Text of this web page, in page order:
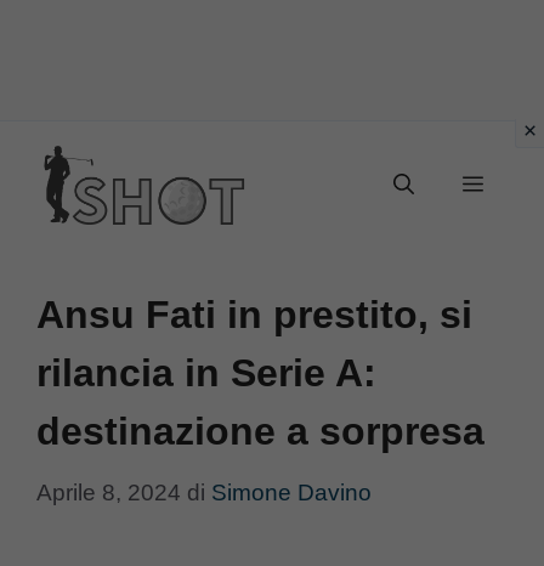
contenuto
Menu
Ansu Fati in prestito, si
rilancia in Serie A:
destinazione a sorpresa
Aprile 8, 2024 di Simone Davino